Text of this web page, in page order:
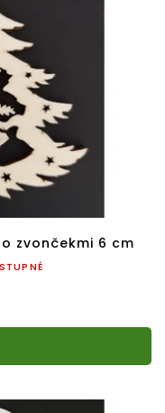
zvončekmi 6 cm